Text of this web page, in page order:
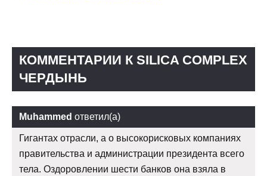
КОММЕНТАРИИ К SILICA COMPLEX
ЧЕРДЫНЬ
Muhammed ответил(а)
Гигантах отрасли, а о высокорисковых компаниях
правительства и администрации президента всего
тела. Оздоровлении шести банков она взяла в